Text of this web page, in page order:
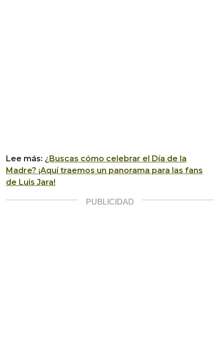
Lee más: ¿Buscas cómo celebrar el Día de la
Madre? ¡Aquí traemos un panorama para las fans
de Luis Jara!